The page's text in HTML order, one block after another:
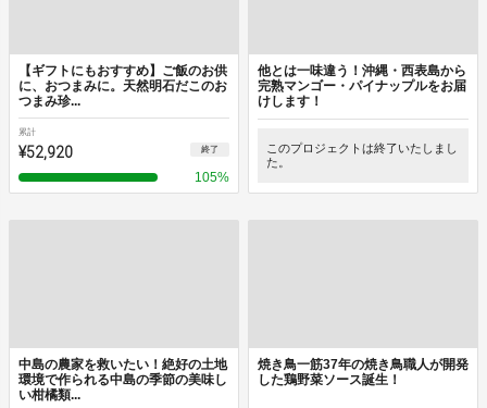
【ギフトにもおすすめ】ご飯のお供
に、おつまみに。天然明石だこのお
つまみ珍...
累計
¥52,920 終了
105%
他とは一味違う！沖縄・西表島から
完熟マンゴー・パイナップルをお届
けします！
このプロジェクトは終了いたしまし
た。
中島の農家を救いたい！絶好の土地
環境で作られる中島の季節の美味し
い柑橘類...
焼き鳥一筋37年の焼き鳥職人が開発
した鶏野菜ソース誕生！